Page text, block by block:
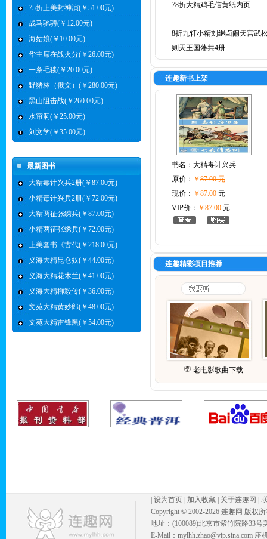
75折上美封神演(￥51.00元)
战马驰骋(￥12.00元)
海姑娘(￥10.00元)
华主席在战火分(￥26.00元)
一条毛毯(￥20.00元)
野猪林（俄文）(￥280.00元)
黑山阻击战(￥260.00元)
水帘洞(￥25.00元)
刘文学(￥35.00元)
最新图书
大精毒计兴兵2册(￥87.00元)
小精毒计兴兵2册(￥72.00元)
大精两征张绣兵(￥87.00元)
小精两征张绣兵(￥72.00元)
上美套书《古代(￥218.00元)
义海大精昆仑奴(￥44.00元)
义海大精花木兰(￥41.00元)
义海大精柳毅传(￥36.00元)
文苑大精黄妙郎(￥48.00元)
文苑大精雷锋黑(￥54.00元)
78折大精鸡毛信黄纸内页
8折九轩小精刘继卣闹天宫武
则天王国藩共4册
连趣新书上架
书名： 大精毒计兴兵
原价： ￥87.00 元
现价： ￥87.00元
VIP价： ￥87.00元
连趣精彩项目推荐
老电影歌曲下载
设为首页 加入收藏 关于连趣网
Copyright © 2002-2026 连趣网 版权
地址：(100089)北京市紫竹院路33号
E-Mail：mylhh.zhao@vip.sina.com